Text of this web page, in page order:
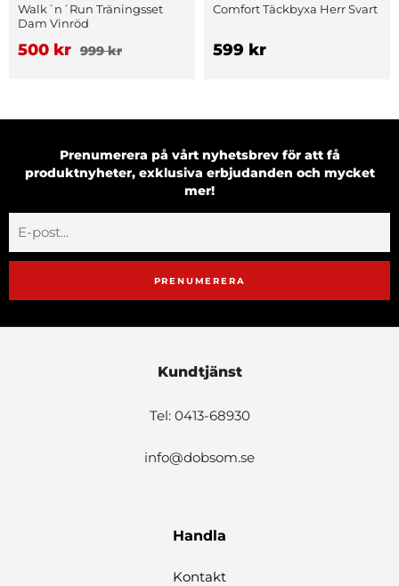
Walk´n´Run Träningsset
Dam Vinröd
500 kr 999 kr
Comfort Täckbyxa Herr Svart
599 kr
Prenumerera på vårt nyhetsbrev för att få
produktnyheter, exklusiva erbjudanden och mycket
mer!
PRENUMERERA
Kundtjänst
Tel: 0413-68930
info@dobsom.se
Handla
Kontakt